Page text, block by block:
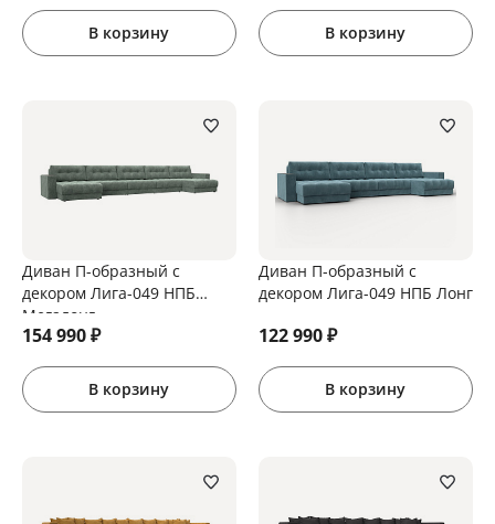
В корзину В корзину
Диван П-образный с
декором Лига-049 НПБ
Мегалонг
154 990₽
В корзину
Диван П-образный с
декором Лига-049 НПБ Лонг
122 990₽
В корзину